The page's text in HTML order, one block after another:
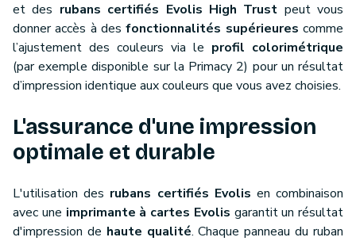
et des rubans certifiés Evolis High Trust peut vous
donner accès à desfonctionnalités supérieures comme
l’ajustement des couleurs via le profil colorimétrique
(par exemple disponible sur la Primacy 2) pour un résultat
d’impression identique aux couleurs que vous avez choisies.
L'assurance d'une impression
optimale et durable
L'utilisation des rubans certifiés Evolis en combinaison
avec une imprimante à cartes Evolis garantit un résultat
d'impression de haute qualité. Chaque panneau du ruban